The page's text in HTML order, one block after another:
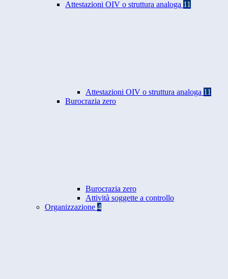
Attestazioni OIV o struttura analoga 11
Attestazioni OIV o struttura analoga 11
Burocrazia zero
Burocrazia zero
Attività soggette a controllo
Organizzazione 4